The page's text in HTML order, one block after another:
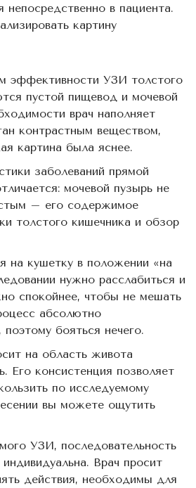
непосредственно в пациента.
картину
эффективности УЗИ толстого
пустой пищевод и мочевой
врач наполняет
контрастным веществом,
картина была яснее.
заболеваний прямой
мочевой пузырь не
– его содержимое
толстого кишечника и обзор
на кушетку в положении «на
нужно расслабиться и
спокойнее, чтобы не мешать
абсолютно
бояться нечего.
на область живота
Его консистенция позволяет
по исследуемому
вы можете ощутить
УЗИ, последовательность
Врач просит
действия, необходимы для